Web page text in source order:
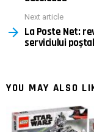
Next article
La Poste Net:
serviciului
YOU MAY ALSO